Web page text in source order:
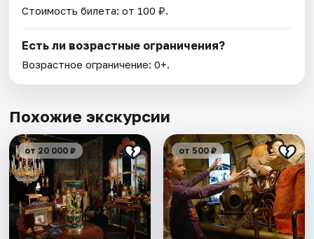
Стоимость билета: от 100 ₽.
Есть ли возрастные ограничения?
Возрастное ограничение: 0+.
Похожие экскурсии
от 20 000 ₽ от 500 ₽